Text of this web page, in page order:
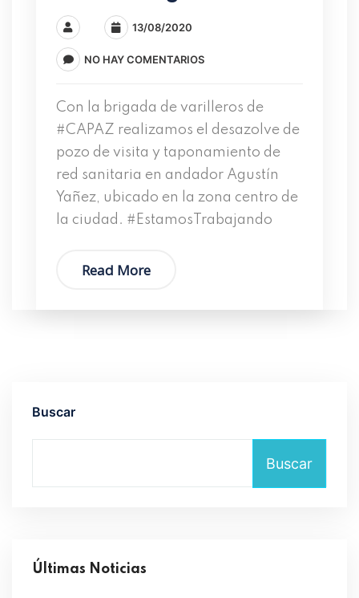
13/08/2020
NO HAY COMENTARIOS
Con la brigada de varilleros de
#CAPAZ realizamos el desazolve de
pozo de visita y taponamiento de
red sanitaria en andador Agustín
Yañez, ubicado en la zona centro de
la ciudad. #EstamosTrabajando
Read More
Buscar
Buscar
Últimas Noticias